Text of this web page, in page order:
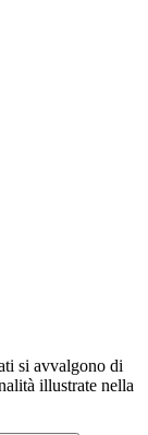
si avvalgono di
illustrate nella